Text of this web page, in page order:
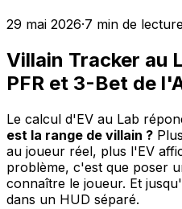
29 mai 2026·7 min de
Villain Tracker au
PFR et 3-Bet de
Le calcul d'EV au Lab
est la range de villain ?
au joueur réel, plus l'EV
problème, c'est que poser
connaître le joueur. Et
dans un HUD séparé.